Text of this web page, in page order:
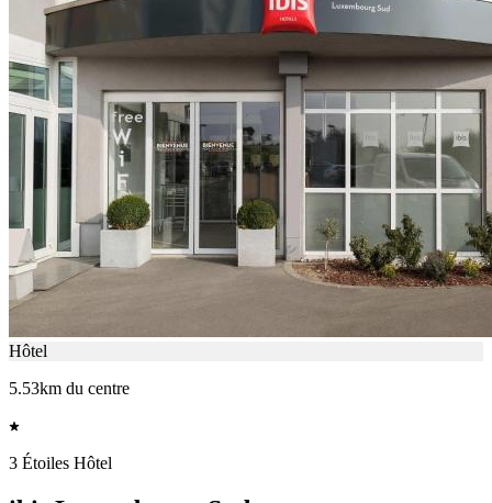
Hôtel
5.53km du centre
3 Étoiles Hôtel